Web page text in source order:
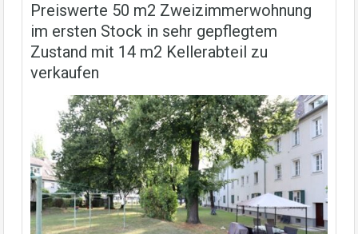
Preiswerte 50 m2 Zweizimmerwohnung
im ersten Stock in sehr gepflegtem
Zustand mit 14 m2 Kellerabteil zu
verkaufen